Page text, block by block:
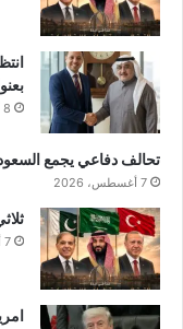
8 أغسطس، 2026
تحالف دفاعي يجمع
7 أغسطس، 2026
7 أغسطس، 2026